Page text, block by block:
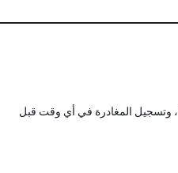
تسجيل الوصول في أي وقت قبل 15:00، وتسجيل المغادرة في أي وقت قبل